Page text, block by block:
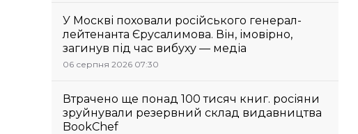
У Москві поховали російського генерал-
лейтенанта Єрусалимова. Він, імовірно,
загинув під час вибуху — медіа
06 серпня 2026 07:30
Втрачено ще понад 100 тисяч книг. росіяни
зруйнували резервний склад видавництва
BookChef